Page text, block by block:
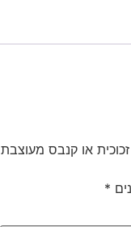
סקירה “2397 – תמונת זכוכית או קנבס מעוצבת
*